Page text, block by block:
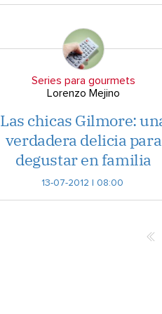
Series para gourmets
Lorenzo Mejino
Las chicas Gilmore:
verdadera delicia para
degustar en familia
13-07-2012 | 08:00